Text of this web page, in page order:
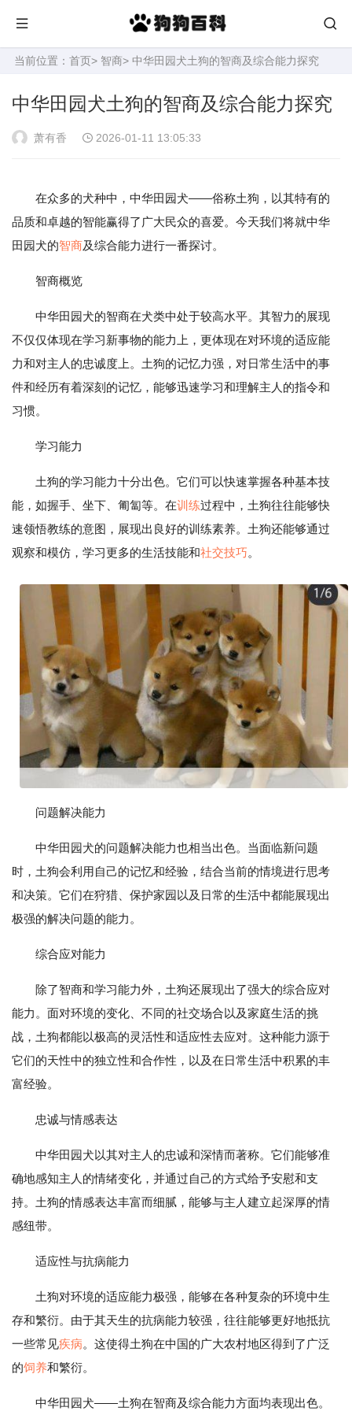
当前位置： 首页> 智商> 中华田园犬土狗的智商及综合能力探究
中华田园犬土狗的智商及综合能力探究
萧有香 2026-01-11 13:05:33
在众多的犬种中，中华田园犬——俗称土狗，以其特有的
品质和卓越的智能赢得了广大民众的喜爱。今天我们将就中华
田园犬的智商及综合能力进行一番探讨。
智商概览
中华田园犬的智商在犬类中处于较高水平。其智力的展现
不仅仅体现在学习新事物的能力上，更体现在对环境的适应能
力和对主人的忠诚度上。土狗的记忆力强，对日常生活中的事
件和经历有着深刻的记忆，能够迅速学习和理解主人的指令和
习惯。
学习能力
土狗的学习能力十分出色。它们可以快速掌握各种基本技
能，如握手、坐下、匍匐等。在训练过程中，土狗往往能够快
速领悟教练的意图，展现出良好的训练素养。土狗还能够通过
观察和模仿，学习更多的生活技能和社交技巧。
问题解决能力
中华田园犬的问题解决能力也相当出色。当面临新问题
时，土狗会利用自己的记忆和经验，结合当前的情境进行思考
和决策。它们在狩猎、保护家园以及日常的生活中都能展现出
极强的解决问题的能力。
综合应对能力
除了智商和学习能力外，土狗还展现出了强大的综合应对
能力。面对环境的变化、不同的社交场合以及家庭生活的挑
战，土狗都能以极高的灵活性和适应性去应对。这种能力源于
它们的天性中的独立性和合作性，以及在日常生活中积累的丰
富经验。
忠诚与情感表达
中华田园犬以其对主人的忠诚和深情而著称。它们能够准
确地感知主人的情绪变化，并通过自己的方式给予安慰和支
持。土狗的情感表达丰富而细腻，能够与主人建立起深厚的情
感纽带。
适应性与抗病能力
土狗对环境的适应能力极强，能够在各种复杂的环境中生
存和繁衍。由于其天生的抗病能力较强，往往能够更好地抵抗
一些常见疾病。这使得土狗在中国的广大农村地区得到了广泛
的饲养和繁衍。
中华田园犬——土狗在智商及综合能力方面均表现出色。